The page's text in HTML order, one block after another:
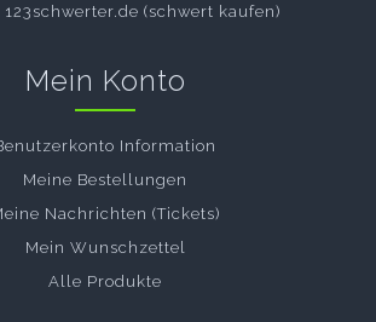
123schwerter.de (schwert kaufen)
Mein Konto
Information
Meine Bestellungen
Nachrichten (Tickets)
Mein Wunschzettel
Alle Produkte